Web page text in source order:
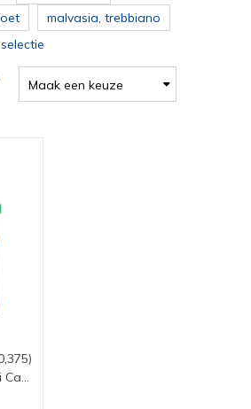
malvasia, trebbiano
Maak een keuze